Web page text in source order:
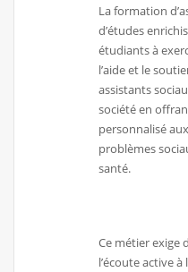
La formation
d’études
étudiants à
l’aide et le
assistants
société en
personnalisé
problèmes
santé.
Ce métier exige
l’écoute active